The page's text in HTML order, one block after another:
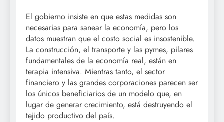
El gobierno insiste en que estas medidas son
necesarias para sanear la economía, pero los
datos muestran que el costo social es insostenible.
La construcción, el transporte y las pymes, pilares
fundamentales de la economía real, están en
terapia intensiva. Mientras tanto, el sector
financiero y las grandes corporaciones parecen ser
los únicos beneficiarios de un modelo que, en
lugar de generar crecimiento, está destruyendo el
tejido productivo del país.